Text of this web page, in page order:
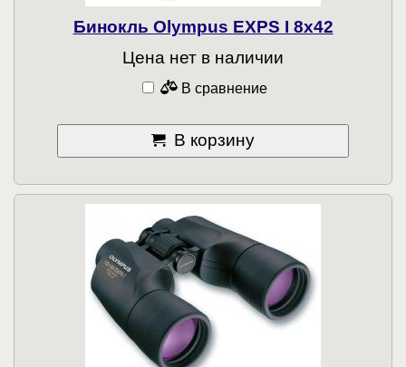
Бинокль Olympus EXPS I 8x42
Цена нет в наличии
В сравнение
В корзину